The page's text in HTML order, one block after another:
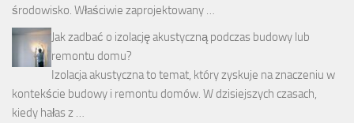
środowisko. Właściwie zaprojektowany …
Jak zadbać o izolację akustyczną podczas budowy lub
remontu domu?
Izolacja akustyczna to temat, który zyskuje na znaczeniu w
kontekście budowy i remontu domów. W dzisiejszych czasach,
kiedy hałas z …